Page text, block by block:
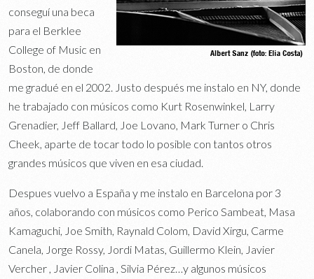
conseguí una beca
para el Berklee
College of Music en
Boston, de donde
me gradué en el 2002. Justo después me instalo en NY, donde
he trabajado con músicos como Kurt Rosenwinkel, Larry
Grenadier, Jeff Ballard, Joe Lovano, Mark Turner o Chris
Cheek, aparte de tocar todo lo posible con tantos otros
grandes músicos que viven en esa ciudad.
Despues vuelvo a España y me instalo en Barcelona por 3
años, colaborando con músicos como Perico Sambeat, Masa
Kamaguchi, Joe Smith, Raynald Colom, David Xirgu, Carme
Canela, Jorge Rossy, Jordi Matas, Guillermo Klein, Javier
Vercher , Javier Colina , Silvia Pérez…y algunos músicos